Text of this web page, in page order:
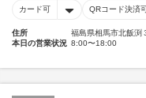
カード可 QRコード決済
住所
福島県相馬市北飯渕
本日の営業状況 8:00〜18:00